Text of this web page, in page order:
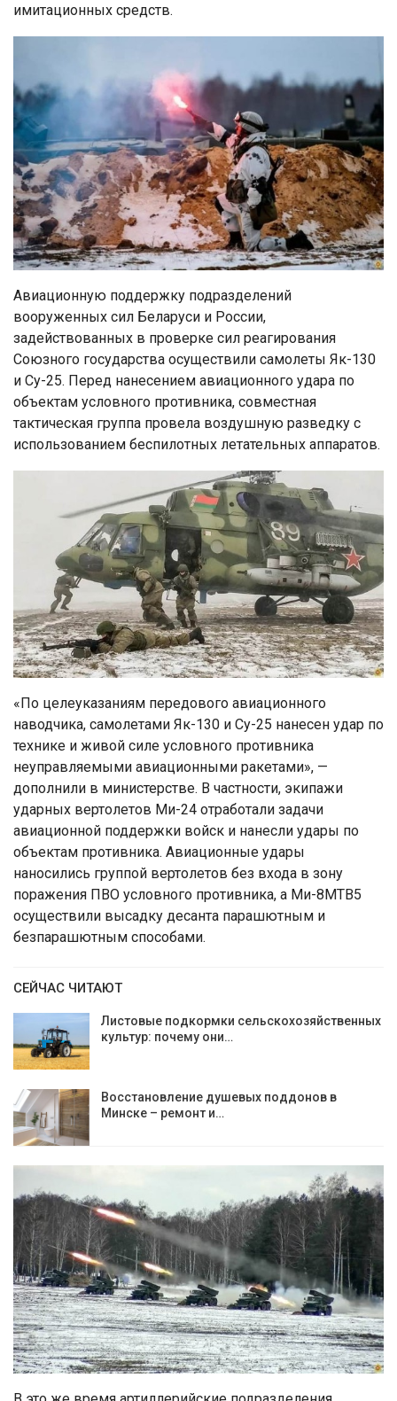
имитационных средств.
Авиационную поддержку подразделений
вооруженных сил Беларуси и России,
задействованных в проверке сил реагирования
Союзного государства осуществили самолеты Як-130
и Су-25. Перед нанесением авиационного удара по
объектам условного противника, совместная
тактическая группа провела воздушную разведку с
использованием беспилотных летательных аппаратов.
«По целеуказаниям передового авиационного
наводчика, самолетами Як-130 и Су-25 нанесен удар по
технике и живой силе условного противника
неуправляемыми авиационными ракетами», —
дополнили в министерстве. В частности, экипажи
ударных вертолетов Ми-24 отработали задачи
авиационной поддержки войск и нанесли удары по
объектам противника. Авиационные удары
наносились группой вертолетов без входа в зону
поражения ПВО условного противника, а Ми-8МТВ5
осуществили высадку десанта парашютным и
безпарашютным способами.
СЕЙЧАС ЧИТАЮТ
Листовые подкормки сельскохозяйственных
культур: почему они…
Восстановление душевых поддонов в
Минске – ремонт и…